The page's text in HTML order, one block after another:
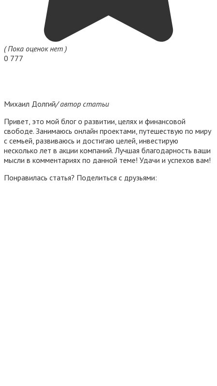
( Пока оценок нет )
0 777
Михаил Долгий/ автор статьи
Привет, это мой блог о развитии, целях и финансовой
свободе. Занимаюсь онлайн проектами, путешествую по миру
с семьей, развиваюсь и достигаю целей, инвестирую
несколько лет в акции компаний. Лучшая благодарность ваши
мысли в комментариях по данной теме! Удачи и успехов вам!
Понравилась статья? Поделиться с друзьями: